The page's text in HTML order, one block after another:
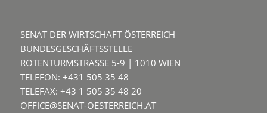
SENAT DER WIRTSCHAFT ÖSTERREICH
BUNDESGESCHÄFTSSTELLE
ROTENTURMSTRASSE 5-9 | 1010 WIEN
TELEFON: +431 505 35 48
TELEFAX: +43 1 505 35 48 20
OFFICE@SENAT-OESTERREICH.AT